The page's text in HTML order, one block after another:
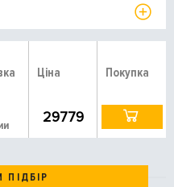
Ціна Покупка
29779